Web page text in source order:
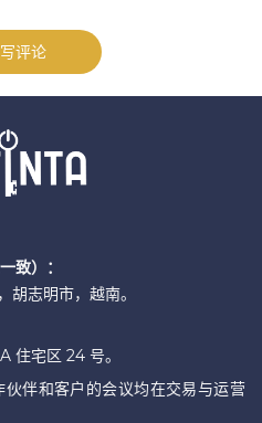
写评论
致）：
志明市，越南。
住宅区 24 号。
伴和客户的会议均在交易与运营